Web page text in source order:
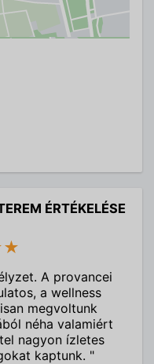
ÉRTÉKELÉSE
A provancei
a wellness
megvoltunk
néha valamiért
nagyon ízletes
kaptunk. "